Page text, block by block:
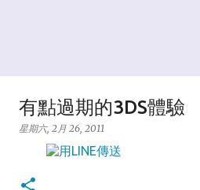
有點過期的3DS體驗
星期六, 2月 26, 2011